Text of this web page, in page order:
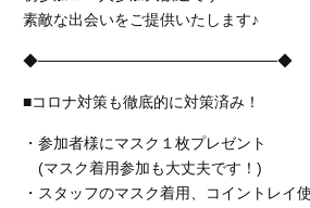
素敵な出会いをご提供いたします♪
◆──────────────────────◆
■コロナ対策も徹底的に対策済み！
・参加者様にマスク１枚プレゼント
(マスク着用参加も大丈夫です！)
・スタッフのマスク着用、コイントレイ